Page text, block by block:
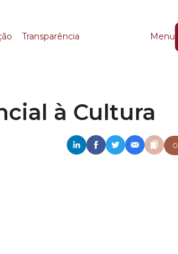
à Cultura
Transparência Menu
à Cultura
0